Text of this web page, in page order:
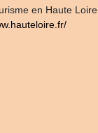
en Haute Loire